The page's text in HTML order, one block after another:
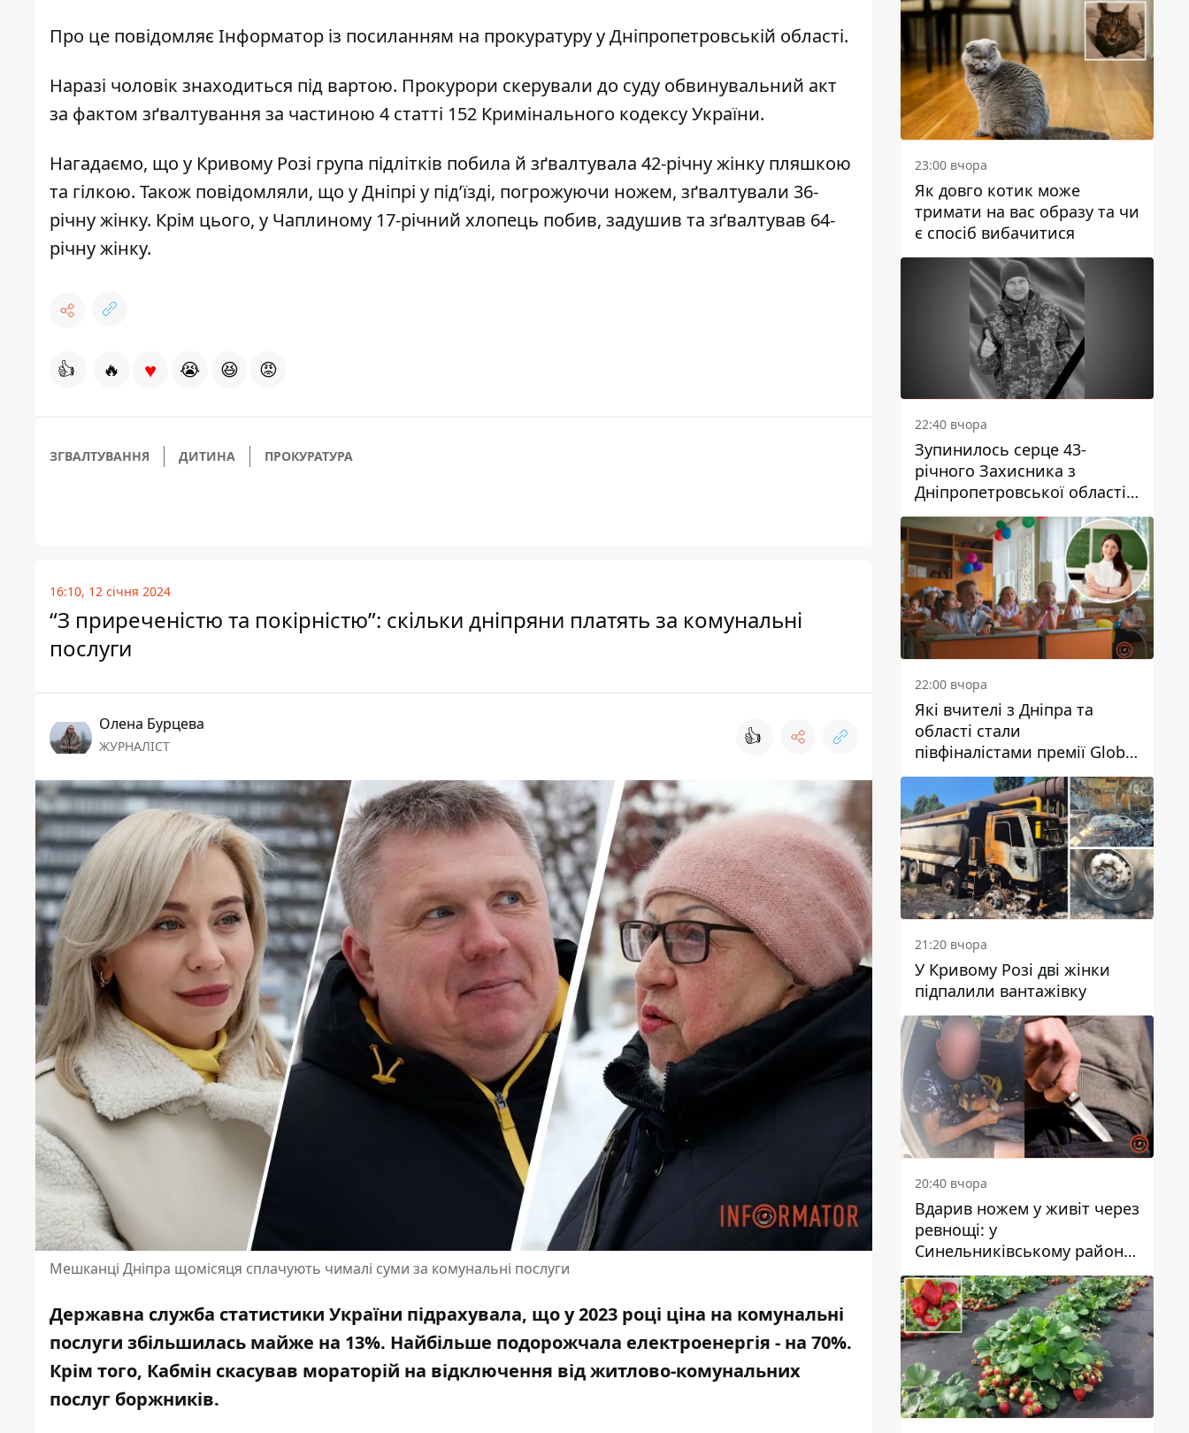
Про це повідомляє Інформатор із посиланням на прокуратуру у Дніпропетровській області.
Наразі чоловік знаходиться під вартою. Прокурори скерували до суду обвинувальний акт
за фактом зґвалтування за частиною 4 статті 152 Кримінального кодексу України.
Нагадаємо, що у Кривому Розі група підлітків побила й зґвалтувала 42-річну жінку пляшкою
та гілкою. Також повідомляли, що у Дніпрі у під’їзді, погрожуючи ножем, зґвалтували 36-
річну жінку. Крім цього, у Чаплиному 17-річний хлопець побив, задушив та зґвалтував 64-
річну жінку.
👍 🔥 ♥ 😭 😆 😡
ЗГВАЛТУВАННЯ ДИТИНА ПРОКУРАТУРА
16:10, 12 січня 2024
“З приреченістю та покірністю”: скільки дніпряни платять за комунальні
послуги
Олена Бурцева
ЖУРНАЛІСТ 👍
Мешканці Дніпра щомісяця сплачують чималі суми за комунальні послуги
Державна служба статистики України підрахувала, що у 2023 році ціна на комунальні
послуги збільшилась майже на 13%. Найбільше подорожчала електроенергія - на 70%.
Крім того, Кабмін скасував мораторій на відключення від житлово-комунальних
послуг боржників.
23:00 вчора
Як довго котик може
тримати на вас образу та чи
є спосіб вибачитися
22:40 вчора
Зупинилось серце 43-
річного Захисника з
Дніпропетровської області
Євгена Зінченка
22:00 вчора
Які вчителі з Дніпра та
області стали
півфіналістами премії Global
Teacher Prize Ukraine 2026
21:20 вчора
У Кривому Розі дві жінки
підпалили вантажівку
20:40 вчора
Вдарив ножем у живіт через
ревнощі: у
Синельниківському районі
затримали 49-річного
чоловіка за вбивство